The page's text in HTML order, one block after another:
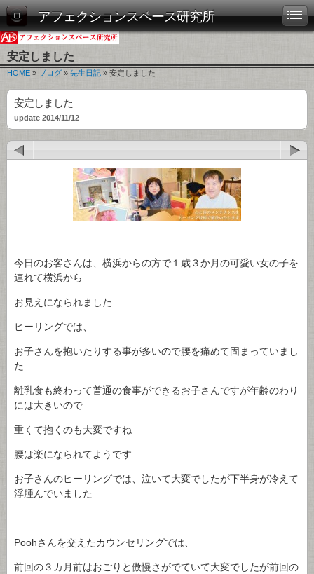
アフェクションスペース研究所
安定しました
HOME » ブログ » 先生日記 » 安定しました
安定しました
update 2014/11/12
今日のお客さんは、横浜からの方で１歳３か月の可愛い女の子を
連れて横浜から
お見えになられました
ヒーリングでは、
お子さんを抱いたりする事が多いので腰を痛めて固まっていまし
た
離乳食も終わって普通の食事ができるお子さんですが年齢のわり
には大きいので
重くて抱くのも大変ですね
腰は楽になられてようです
お子さんのヒーリングでは、泣いて大変でしたが下半身が冷えて
浮腫んでいました
Poohさんを交えたカウンセリングでは、
前回の３カ月前はおごりと傲慢さがでていて大変でしたが前回の